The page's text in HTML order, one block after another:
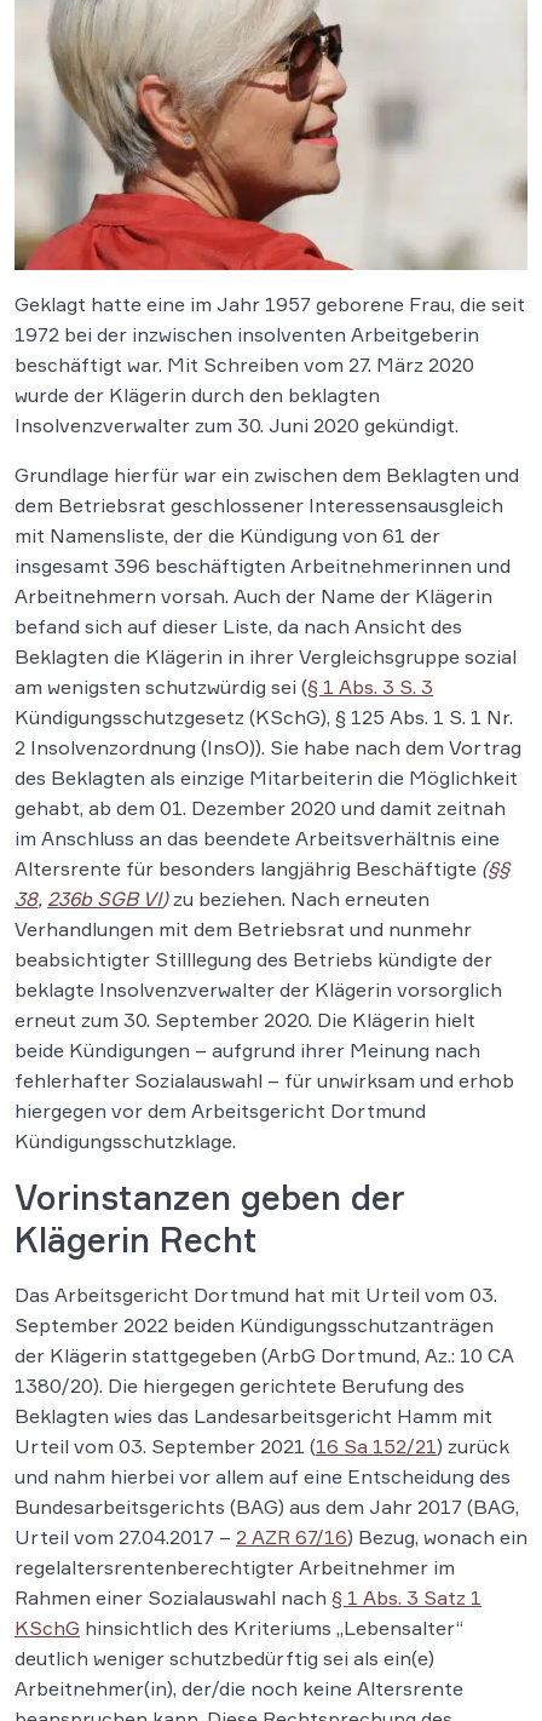
Geklagt hatte eine im Jahr 1957 geborene Frau, die seit
1972 bei der inzwischen insolventen Arbeitgeberin
beschäftigt war. Mit Schreiben vom 27. März 2020
wurde der Klägerin durch den beklagten
Insolvenzverwalter zum 30. Juni 2020 gekündigt.
Grundlage hierfür war ein zwischen dem Beklagten und
dem Betriebsrat geschlossener Interessensausgleich
mit Namensliste, der die Kündigung von 61 der
insgesamt 396 beschäftigten Arbeitnehmerinnen und
Arbeitnehmern vorsah. Auch der Name der Klägerin
befand sich auf dieser Liste, da nach Ansicht des
Beklagten die Klägerin in ihrer Vergleichsgruppe sozial
am wenigsten schutzwürdig sei (§ 1 Abs. 3 S. 3
Kündigungsschutzgesetz (KSchG), § 125 Abs. 1 S. 1 Nr.
2 Insolvenzordnung (InsO)). Sie habe nach dem Vortrag
des Beklagten als einzige Mitarbeiterin die Möglichkeit
gehabt, ab dem 01. Dezember 2020 und damit zeitnah
im Anschluss an das beendete Arbeitsverhältnis eine
Altersrente für besonders langjährig Beschäftigte (§§
38, 236b SGB VI)zu beziehen. Nach erneuten
Verhandlungen mit dem Betriebsrat und nunmehr
beabsichtigter Stilllegung des Betriebs kündigte der
beklagte Insolvenzverwalter der Klägerin vorsorglich
erneut zum 30. September 2020. Die Klägerin hielt
beide Kündigungen – aufgrund ihrer Meinung nach
fehlerhafter Sozialauswahl – für unwirksam und erhob
hiergegen vor dem Arbeitsgericht Dortmund
Kündigungsschutzklage.
Vorinstanzen geben der
Klägerin Recht
Das Arbeitsgericht Dortmund hat mit Urteil vom 03.
September 2022 beiden Kündigungsschutzanträgen
der Klägerin stattgegeben (ArbG Dortmund, Az.: 10 CA
1380/20). Die hiergegen gerichtete Berufung des
Beklagten wies das Landesarbeitsgericht Hamm mit
Urteil vom 03. September 2021 (16 Sa 152/21) zurück
und nahm hierbei vor allem auf eine Entscheidung des
Bundesarbeitsgerichts (BAG) aus dem Jahr 2017 (BAG,
Urteil vom 27.04.2017 – 2 AZR 67/16) Bezug, wonach ein
regelaltersrentenberechtigter Arbeitnehmer im
Rahmen einer Sozialauswahl nach § 1 Abs. 3 Satz 1
KSchG hinsichtlich des Kriteriums „Lebensalter“
deutlich weniger schutzbedürftig sei als ein(e)
Arbeitnehmer(in), der/die noch keine Altersrente